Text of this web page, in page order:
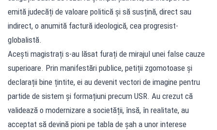
emită judecăți de valoare politică și să susțină, direct sau
indirect, o anumită factură ideologică, cea progresist-
globalistă.
Acești magistrați s-au lăsat furați de mirajul unei false cauze
superioare. Prin manifestări publice, petiții zgomotoase și
declarații bine țintite, ei au devenit vectori de imagine pentru
partide de sistem și formațiuni precum USR. Au crezut că
validează o modernizare a societății, însă, în realitate, au
acceptat să devină pioni pe tabla de șah a unor interese